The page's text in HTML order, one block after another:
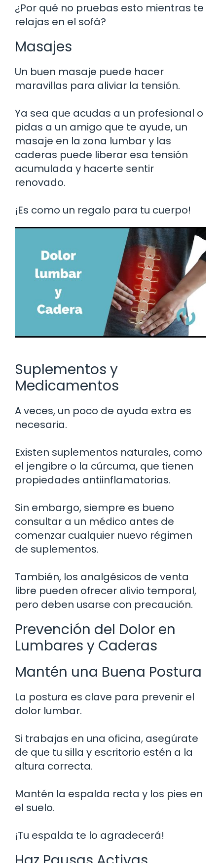
¿Por qué no pruebas esto mientras te
relajas en el sofá?
Masajes
Un buen masaje puede hacer
maravillas para aliviar la tensión.
Ya sea que acudas a un profesional o
pidas a un amigo que te ayude, un
masaje en la zona lumbar y las
caderas puede liberar esa tensión
acumulada y hacerte sentir
renovado.
¡Es como un regalo para tu cuerpo!
Suplementos y
Medicamentos
A veces, un poco de ayuda extra es
necesaria.
Existen suplementos naturales, como
el jengibre o la cúrcuma, que tienen
propiedades antiinflamatorias.
Sin embargo, siempre es bueno
consultar a un médico antes de
comenzar cualquier nuevo régimen
de suplementos.
También, los analgésicos de venta
libre pueden ofrecer alivio temporal,
pero deben usarse con precaución.
Prevención del Dolor en
Lumbares y Caderas
Mantén una Buena Postura
La postura es clave para prevenir el
dolor lumbar.
Si trabajas en una oficina, asegúrate
de que tu silla y escritorio estén a la
altura correcta.
Mantén la espalda recta y los pies en
el suelo.
¡Tu espalda te lo agradecerá!